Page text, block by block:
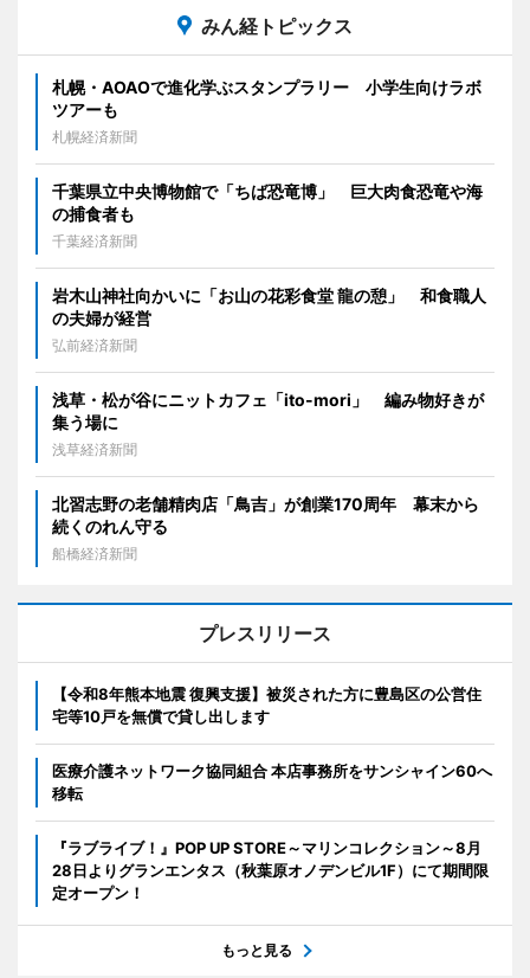
みん経トピックス
札幌・AOAOで進化学ぶスタンプラリー 小学生向けラボ
ツアーも
札幌経済新聞
千葉県立中央博物館で「ちば恐竜博」 巨大肉食恐竜や海
の捕食者も
千葉経済新聞
岩木山神社向かいに「お山の花彩食堂 龍の憩」 和食職人
の夫婦が経営
弘前経済新聞
浅草・松が谷にニットカフェ「ito-mori」 編み物好きが
集う場に
浅草経済新聞
北習志野の老舗精肉店「鳥吉」が創業170周年 幕末から
続くのれん守る
船橋経済新聞
プレスリリース
【令和8年熊本地震 復興支援】被災された方に豊島区の公営住
宅等10戸を無償で貸し出します
医療介護ネットワーク協同組合 本店事務所をサンシャイン60へ
移転
『ラブライブ！』POP UP STORE～マリンコレクション～8月
28日よりグランエンタス（秋葉原オノデンビル1F）にて期間限
定オープン！
もっと見る